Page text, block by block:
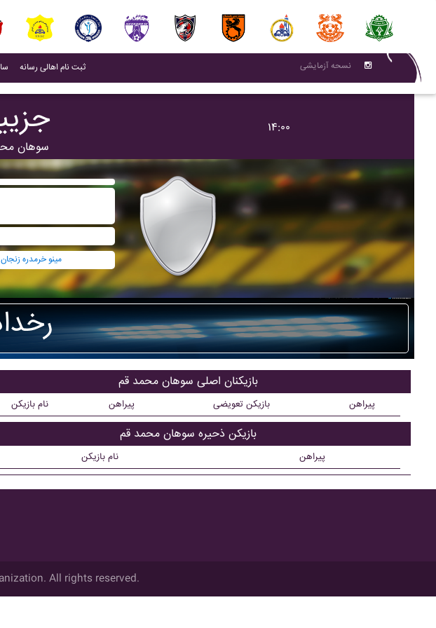
(current)
ثبت نام اهالی رسانه(current) نسحه آزمایشی
سوهان
۱۴:۰۰
بازی های گذشته سوهان محمد قم And مينو خرمدره زنجان
بازیکنان اصلی سوهان محمد قم
نام بازیکن پیراهن بازیکن تعویضی پیراهن
بازیکن ذحیره سوهان محمد قم
نام بازیکن پیراهن
All rights reserved.